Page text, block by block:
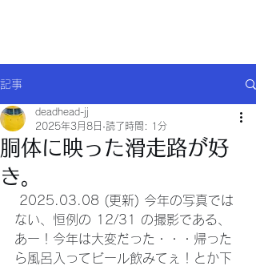
記事
胴体に映った滑走路が好
き。
deadhead-jj
2025年3月8日 読了時間: 1分
ない、恒例の 12/31 の撮影である、
あー！今年は大変だった・・・帰った
ら風呂入ってビール飲みてぇ！とか下